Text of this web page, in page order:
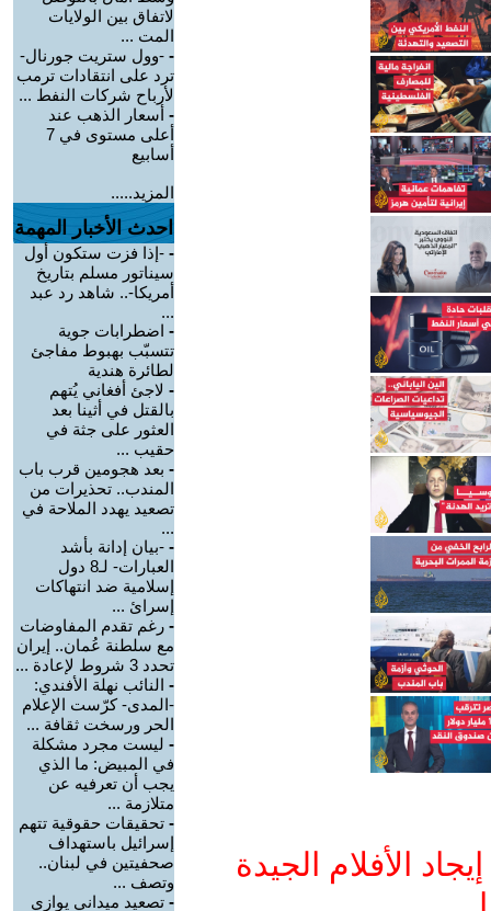
الأفلام الجيدة
لاتفاق بين الولايات
المت ...
- -وول ستريت جورنال-
ترد على انتقادات ترمب
لأرباح شركات النفط ...
- أسعار الذهب عند
أعلى مستوى في 7
أسابيع
المزيد.....
احدث الأخبار المهمة
- -إذا فزت ستكون أول
سيناتور مسلم بتاريخ
أمريكا-.. شاهد رد عبد
...
- اضطرابات جوية
تتسبّب بهبوط مفاجئ
لطائرة هندية
- لاجئ أفغاني يُتهم
بالقتل في أثينا بعد
العثور على جثة في
حقيب ...
- بعد هجومين قرب باب
المندب.. تحذيرات من
تصعيد يهدد الملاحة في
...
- -بيان إدانة بأشد
العبارات- لـ8 دول
إسلامية ضد انتهاكات
إسرائ ...
- رغم تقدم المفاوضات
مع سلطنة عُمان.. إيران
تحدد 3 شروط لإعادة ...
- النائب نهلة الأفندي:
-المدى- كرّست الإعلام
الحر ورسخت ثقافة ...
- ليست مجرد مشكلة
في المبيض: ما الذي
يجب أن تعرفيه عن
متلازمة ...
- تحقيقات حقوقية تتهم
إسرائيل باستهداف
صحفيتين في لبنان..
وتصف ...
- تصعيد ميداني يوازي